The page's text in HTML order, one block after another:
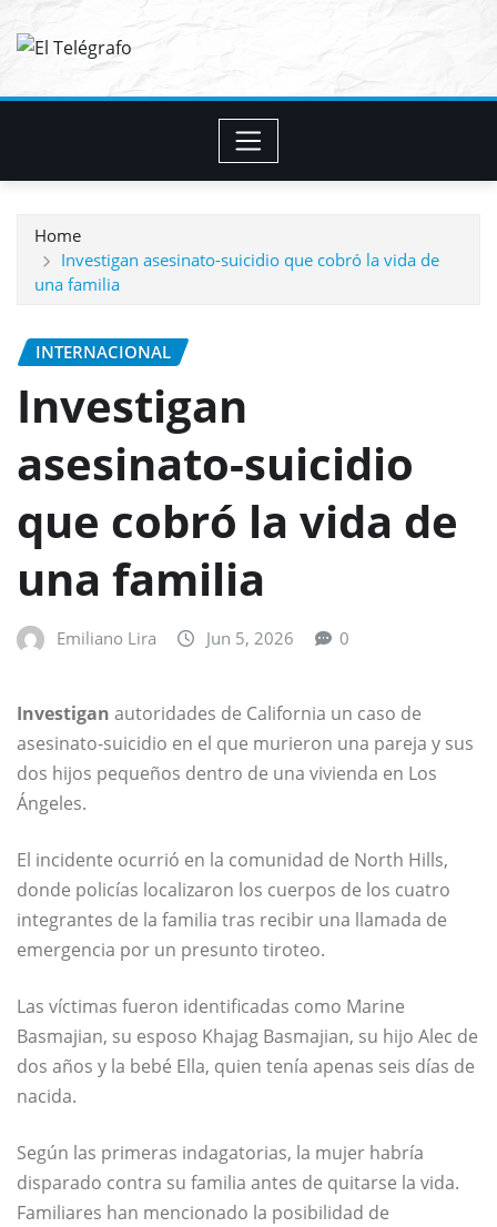
Home
Investigan asesinato-suicidio que cobró la vida de
una familia
INTERNACIONAL
Investigan
asesinato-suicidio
que cobró la vida de
una familia
Emiliano Lira Jun 5, 2026 0
Investigan autoridades de California un caso de
asesinato-suicidio en el que murieron una pareja y sus
dos hijos pequeños dentro de una vivienda en Los
Ángeles.
El incidente ocurrió en la comunidad de North Hills,
donde policías localizaron los cuerpos de los cuatro
integrantes de la familia tras recibir una llamada de
emergencia por un presunto tiroteo.
Las víctimas fueron identificadas como Marine
Basmajian, su esposo Khajag Basmajian, su hijo Alec de
dos años y la bebé Ella, quien tenía apenas seis días de
nacida.
Según las primeras indagatorias, la mujer habría
disparado contra su familia antes de quitarse la vida.
Familiares han mencionado la posibilidad de